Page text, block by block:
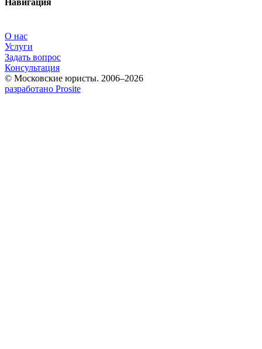
Навигация
О нас
Услуги
Задать вопрос
Консультация
© Московские юристы. 2006–2026
разработано Prosite